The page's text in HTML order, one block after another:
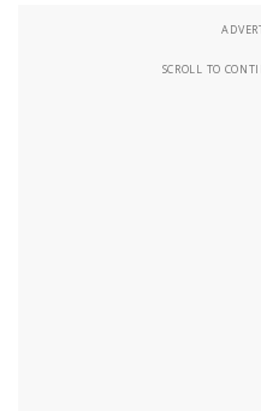
SCROLL TO